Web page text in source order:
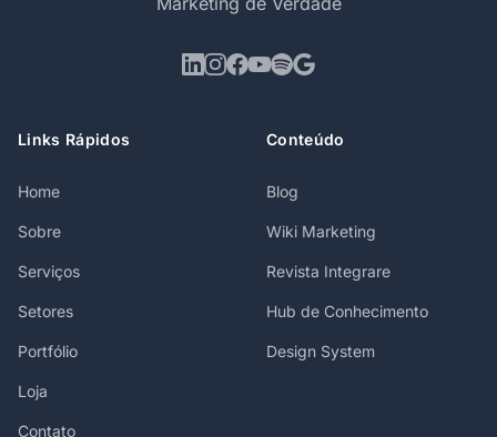
Links Rápidos
Home
Sobre
Serviços
Setores
Portfólio
Loja
Contato
Conteúdo
Blog
Wiki Marketing
Revista Integrare
Hub de Conhecimento
Design System